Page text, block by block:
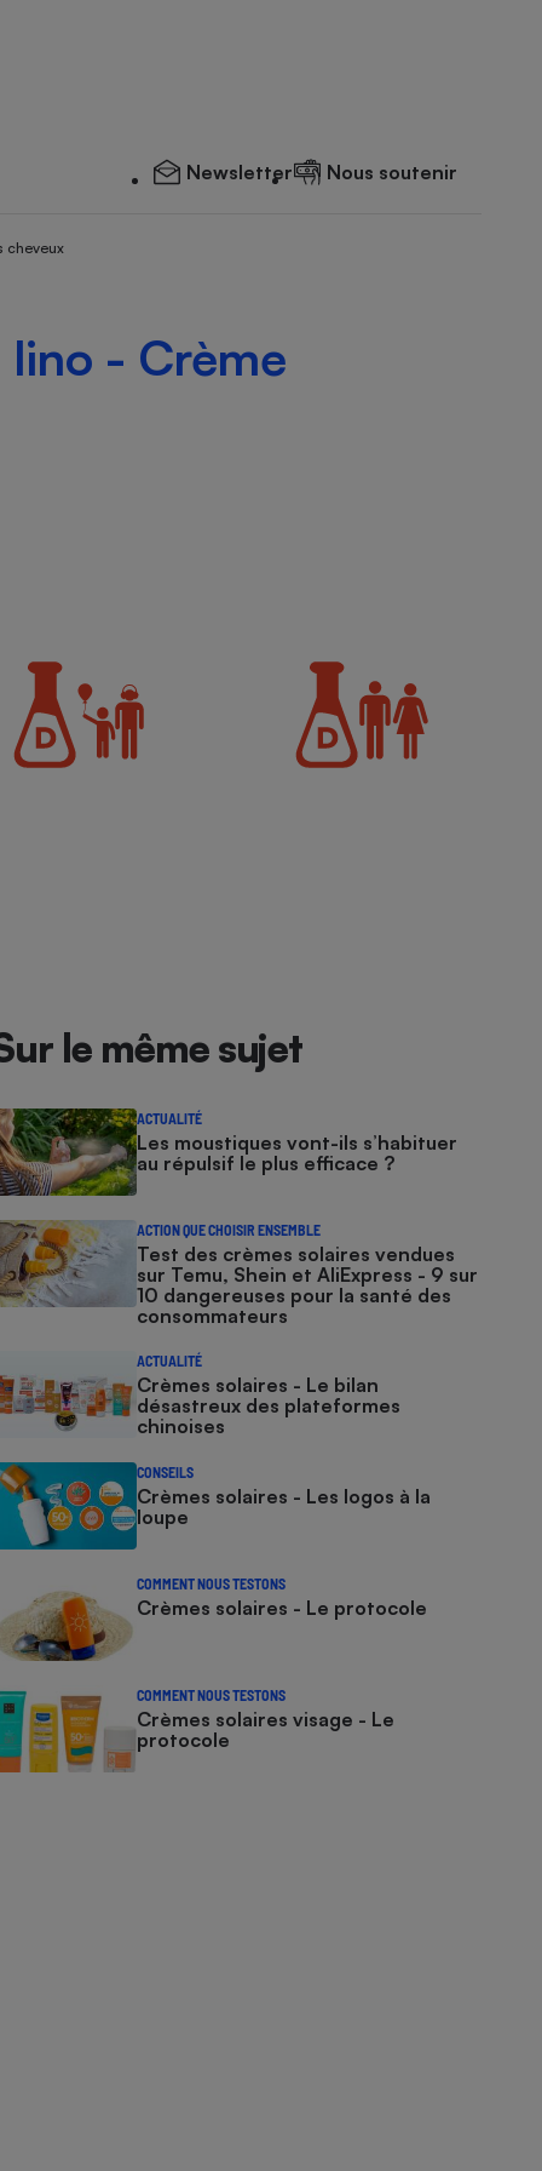
Newsletter Nous soutenir
cheveux
lino - Crème
le même sujet
ACTUALITÉ
Les moustiques vont-ils s’habituer
au répulsif le plus efficace ?
ACTION QUE CHOISIR ENSEMBLE
Test des crèmes solaires vendues
sur Temu, Shein et AliExpress - 9 sur
10 dangereuses pour la santé des
consommateurs
ACTUALITÉ
Crèmes solaires - Le bilan
désastreux des plateformes
chinoises
CONSEILS
Crèmes solaires - Les logos à la
loupe
COMMENT NOUS TESTONS
Crèmes solaires - Le protocole
COMMENT NOUS TESTONS
Crèmes solaires visage - Le
protocole